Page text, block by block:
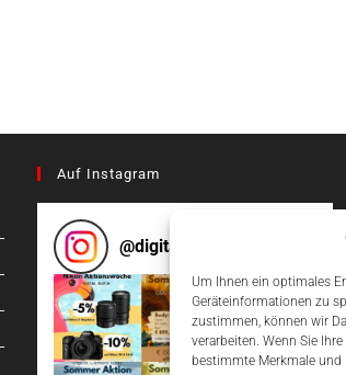
Um Ihnen ein optimales
Geräteinformationen zu
zustimmen, können wir
verarbeiten. Wenn Sie
bestimmte Merkmale
Auf Instagram
@digitalcameragraz